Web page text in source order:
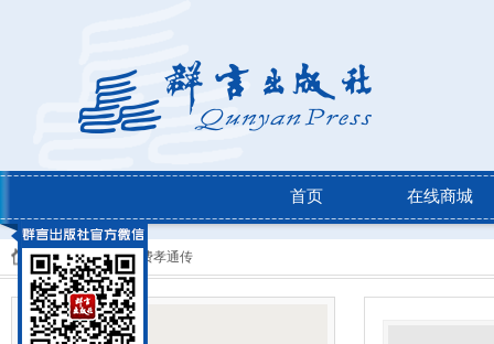
首页 在线商城
当前位置：图书 > 费孝通传
相关图书